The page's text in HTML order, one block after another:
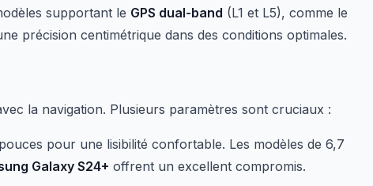
supportant le GPS dual-band (L1 et L5), comme le
précision centimétrique dans des conditions optimales.
la navigation. Plusieurs paramètres sont cruciaux :
pour une lisibilité confortable. Les modèles de 6,7
Galaxy S24+ offrent un excellent compromis.